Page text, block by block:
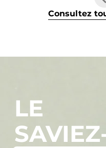
Consultez
LE